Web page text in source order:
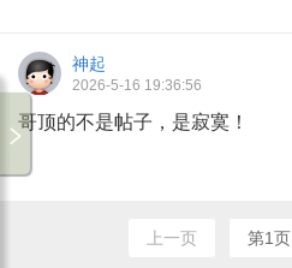
神起
2026-5-16 19:36:56
哥顶的不是帖子，是寂寞！
上一页 第1页